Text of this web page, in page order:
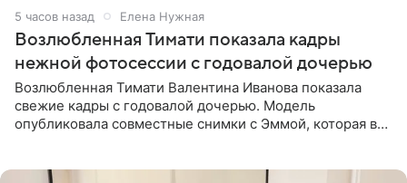
5 часов назад Елена Нужная
Возлюбленная Тимати показала кадры
нежной фотосессии с годовалой дочерью
Возлюбленная Тимати Валентина Иванова показала
свежие кадры с годовалой дочерью. Модель
опубликовала совместные снимки с Эммой, которая в